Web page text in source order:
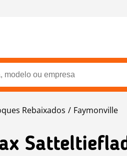
Rebaixados Faymonville